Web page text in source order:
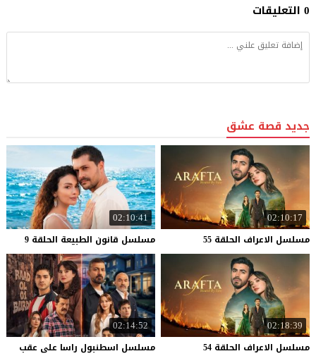
0 التعليقات
جديد قصة عشق
02:10:17
مسلسل الاعراف الحلقة 55
02:10:41
مسلسل قانون الطبيعة الحلقة 9
02:18:39
مسلسل الاعراف الحلقة 54
02:14:52
مسلسل اسطنبول راسا على عقب